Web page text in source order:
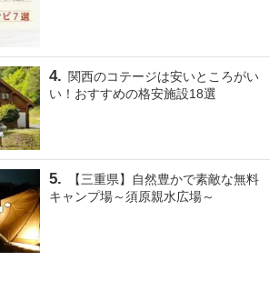
関西のコテージは安いところがい
い！おすすめの格安施設18選
【三重県】自然豊かで素敵な無料
キャンプ場～須原親水広場～